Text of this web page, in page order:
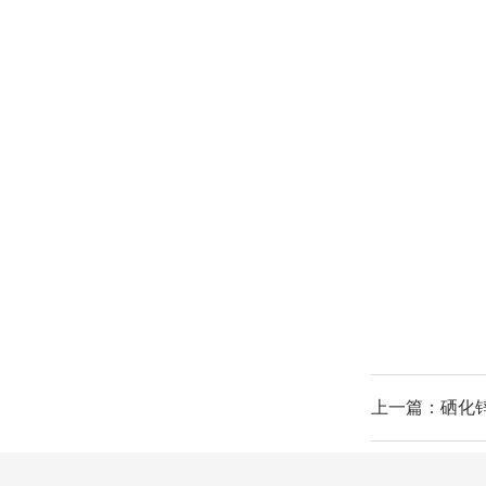
上一篇：硒化